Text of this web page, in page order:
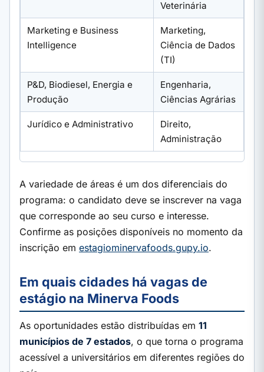
Veterinária
Marketing e Business
Intelligence
Marketing,
Ciência de Dados
(TI)
P&D, Biodiesel, Energia e
Produção
Engenharia,
Ciências Agrárias
Jurídico e Administrativo
Direito,
Administração
A variedade de áreas é um dos diferenciais do
programa: o candidato deve se inscrever na vaga
que corresponde ao seu curso e interesse.
Confirme as posições disponíveis no momento da
inscrição em estagiominervafoods.gupy.io.
Em quais cidades há vagas de
estágio na Minerva Foods
As oportunidades estão distribuídas em 11
municípios de 7 estados, o que torna o programa
acessível a universitários em diferentes regiões do